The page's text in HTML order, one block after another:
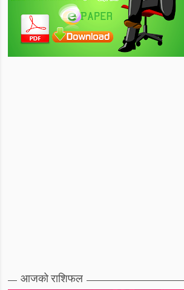
आजको राशिफल